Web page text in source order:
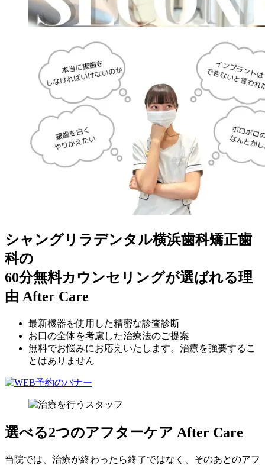
シャングリラデンタル横浜歯科矯正歯
科の
60分無料カウンセリングが選ばれる理
由 After Care
最新機器を使用した精密な診査診断
お口の全体を考慮した治療法のご提案
無料でお悩みにお応えいたします。治療を強要するこ
とはありません
選べる2つのアフターケア After Care
当院では、治療が終わったら終了ではなく、そのあとのアフ